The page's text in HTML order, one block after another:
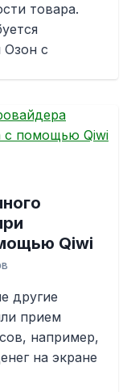
товара.
Озон с
Qiwi
другие
прием
например,
на экране